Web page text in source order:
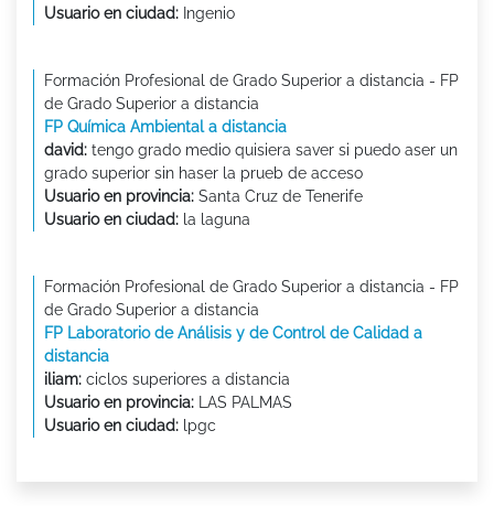
Usuario en ciudad: Ingenio
Formación Profesional de Grado Superior a distancia - FP
de Grado Superior a distancia
FP Química Ambiental a distancia
david: tengo grado medio quisiera saver si puedo aser un
grado superior sin haser la prueb de acceso
Usuario en provincia: Santa Cruz de Tenerife
Usuario en ciudad: la laguna
Formación Profesional de Grado Superior a distancia - FP
de Grado Superior a distancia
FP Laboratorio de Análisis y de Control de Calidad a
distancia
iliam: ciclos superiores a distancia
Usuario en provincia: LAS PALMAS
Usuario en ciudad: lpgc